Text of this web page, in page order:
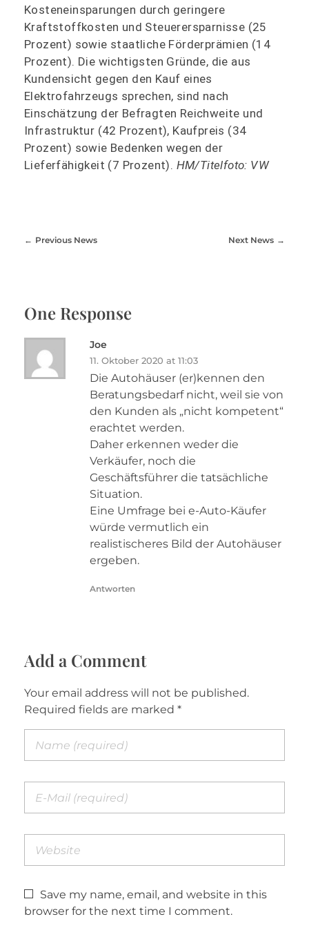
Kosteneinsparungen durch geringere
Kraftstoffkosten und Steuerersparnisse (25
Prozent) sowie staatliche Förderprämien (14
Prozent). Die wichtigsten Gründe, die aus
Kundensicht gegen den Kauf eines
Elektrofahrzeugs sprechen, sind nach
Einschätzung der Befragten Reichweite und
Infrastruktur (42 Prozent), Kaufpreis (34
Prozent) sowie Bedenken wegen der
Lieferfähigkeit (7 Prozent). HM/Titelfoto: VW
Previous News Next News
One Response
Joe
11. Oktober 2020 at 11:03
Die Autohäuser (er)kennen den
Beratungsbedarf nicht, weil sie von
den Kunden als „nicht kompetent“
erachtet werden.
Daher erkennen weder die
Verkäufer, noch die
Geschäftsführer die tatsächliche
Situation.
Eine Umfrage bei e-Auto-Käufer
würde vermutlich ein
realistischeres Bild der Autohäuser
ergeben.
Antworten
Add a Comment
Your email address will not be published.
Required fields are marked *
Save my name, email, and website in this
browser for the next time I comment.